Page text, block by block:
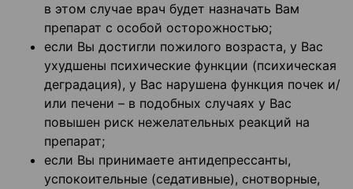
в этом случае врач будет назначать Вам
препарат с особой осторожностью;
если Вы достигли пожилого возраста, у Вас
ухудшены психические функции (психическая
деградация), у Вас нарушена функция почек и/
или печени – в подобных случаях у Вас
повышен риск нежелательных реакций на
препарат;
если Вы принимаете антидепрессанты,
успокоительные (седативные), снотворные,